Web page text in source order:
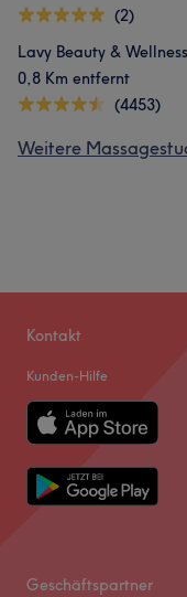
(2)
Lavy Beauty &
0,8 Km entfernt
(4453)
Weitere
Kontakt
Kunden-Hilfe
Geschäftspartner